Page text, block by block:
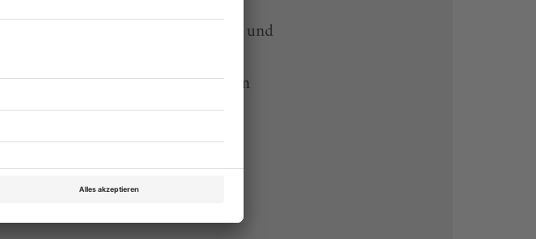
Zugang zur Theater-heute-App und
Lesegenuss auf allen Endgeräten
Zugang zum Onlinearchiv von
Theater heute
Sie können alle Vorteile des Abos
sofort nutzen